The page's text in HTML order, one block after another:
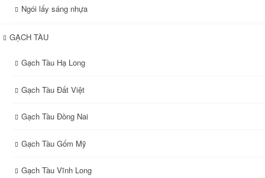
Ngói lấy sáng nhựa
GẠCH TÀU
Gạch Tàu Hạ Long
Gạch Tàu Đất Việt
Gạch Tàu Đồng Nai
Gạch Tàu Gốm Mỹ
Gạch Tàu Vĩnh Long